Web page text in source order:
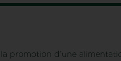
promotion d’une